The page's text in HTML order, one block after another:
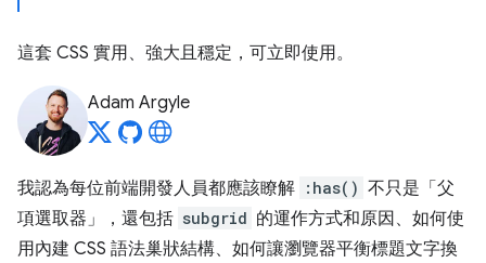
這套 CSS 實用、強大且穩定，可立即使用。
Adam Argyle
我認為每位前端開發人員都應該瞭解 :has() 不只是「父
項選取器」，還包括 subgrid 的運作方式和原因、如何使
用內建 CSS 語法巢狀結構、如何讓瀏覽器平衡標題文字換